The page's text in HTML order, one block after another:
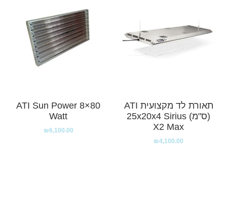
תאורת לד מקצועית ATI
(ס"מ) 25x20x4 Sirius
X2 Max
₪4,100.00
ATI Sun Power 8×80
Watt
₪6,100.00